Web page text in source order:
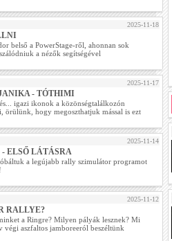
2025-11-18
belső a PowerStage-ről, ahonnan sok
a nézők segítségével
2025-11-17
- TÓTHIMI
igazi ikonok a közönségtalálkozón
örülünk, hogy megoszthatjuk mással is ezt
2025-11-14
ELSŐ LÁTÁSRA
a legújabb rally szimulátor programot
2025-11-12
RALLYE?
a Ringre? Milyen pályák lesznek? Mi
végi aszfaltos jamboreeról beszéltünk